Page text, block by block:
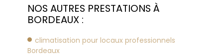
NOS AUTRES PRESTATIONS À
BORDEAUX :
climatisation pour locaux professionnels
Bordeaux